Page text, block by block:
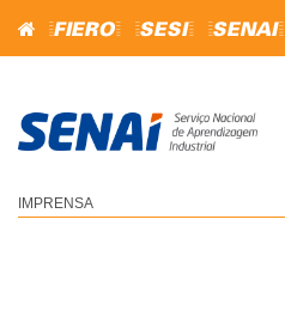
=FIERO= =SESI= =SENAI=
IMPRENSA